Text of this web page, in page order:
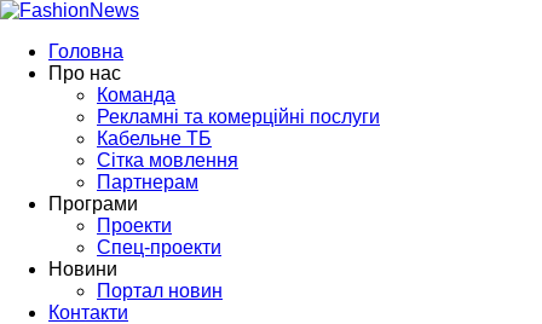
Головна
Про нас
Команда
Рекламні та комерційні послуги
Кабельне ТБ
Сітка мовлення
Партнерам
Програми
Проекти
Спец-проекти
Новини
Портал новин
Контакти